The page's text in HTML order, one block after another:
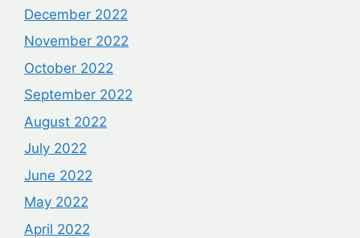
December 2022
November 2022
October 2022
September 2022
August 2022
July 2022
June 2022
May 2022
April 2022